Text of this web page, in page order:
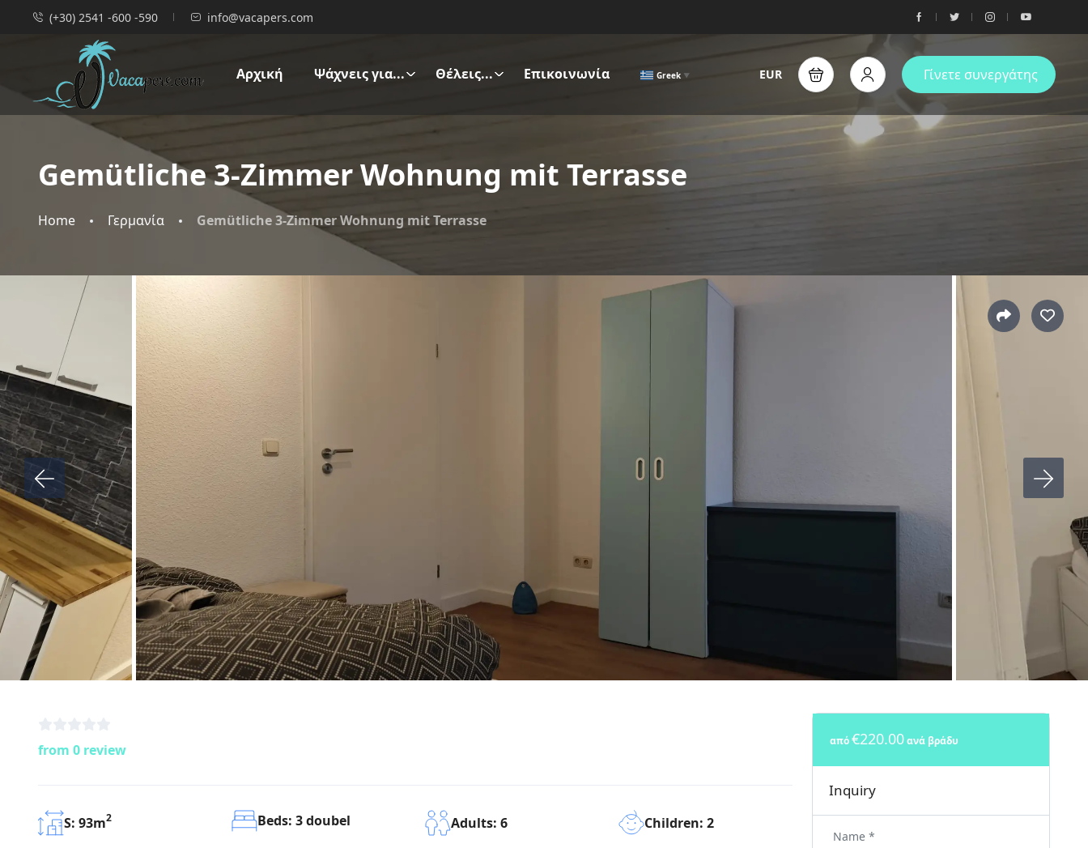
(+30) 2541 -600 -590 info@vacapers.com
Αρχική Ψάχνεις για... Θέλεις... Επικοινωνία Greek ▼ EUR Γίνετε συνεργάτης
Gemütliche 3-Zimmer Wohnung mit Terrasse
Home Γερμανία Gemütliche 3-Zimmer Wohnung mit Terrasse
from 0 review
S: 93m2 Beds: 3 doubel Adults: 6 Children: 2
από€220.00ανά βράδυ
Inquiry